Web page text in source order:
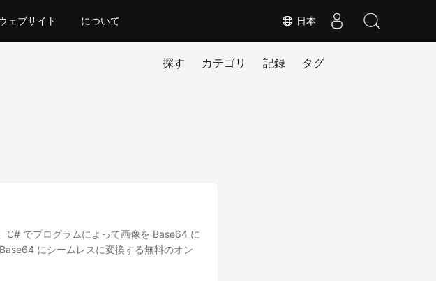
日本
ェブサイト について
探す カテゴリ 記録 タグ
C# でプログラムによって画像を Base64 に
にシームレスに変換する無料のオン